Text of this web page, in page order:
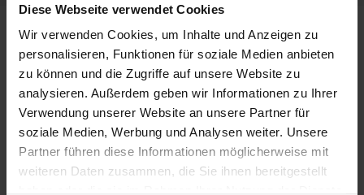
Diese Webseite verwendet Cookies
Wir verwenden Cookies, um Inhalte und Anzeigen zu
personalisieren, Funktionen für soziale Medien anbieten
zu können und die Zugriffe auf unsere Website zu
analysieren. Außerdem geben wir Informationen zu Ihrer
Verwendung unserer Website an unsere Partner für
soziale Medien, Werbung und Analysen weiter. Unsere
Partner führen diese Informationen möglicherweise mit
weiteren Daten zusammen, die Sie ihnen bereitgestellt
Beschreibung
Rondo Magic Color Creme Haarfarbe Magic Color Creme
Haarfarbe 10.0…Mehr
Informationen zur Produktsicherheit
Trusted Shops Bewertungen